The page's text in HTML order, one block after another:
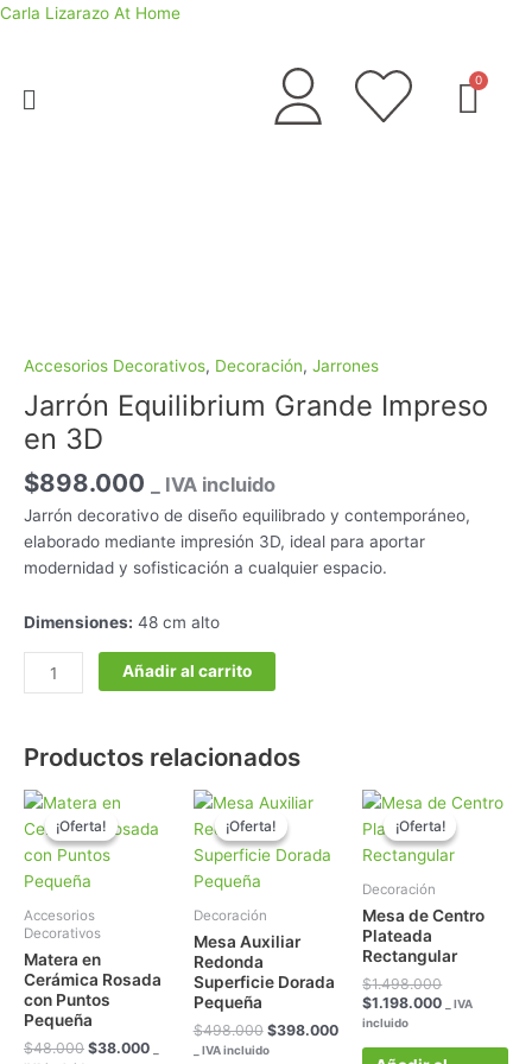
Ir
Carla Lizarazo At Home
Menú
Accesorios Decorativos, Decoración, Jarrones
Jarrón Equilibrium Grande Impreso
en 3D
$898.000 _ IVA incluido
Jarrón decorativo de diseño equilibrado y contemporáneo,
elaborado mediante impresión 3D, ideal para aportar
modernidad y sofisticación a cualquier espacio.
Dimensiones: 48 cm alto
Añadir al carrito
Productos relacionados
¡Oferta!
¡Oferta!
Accesorios
Decorativos
Matera en
Cerámica Rosada
con Puntos
Pequeña
$48.000
El
precio
original
era:
$48.000.
$38.000
actual
$38.000.
¡Oferta!
¡Oferta!
Decoración
Mesa Auxiliar
Redonda
Superficie Dorada
Pequeña
$498.000
El
precio
original
era:
$398.000
actual
_ IVA incluido
¡Oferta!
¡Oferta!
Decoración
Mesa de Centro
Plateada
Rectangular
$1.498.000
El
precio
original
era:
$1.198.000
El
precio
actual
es:
_ IVA
incluido